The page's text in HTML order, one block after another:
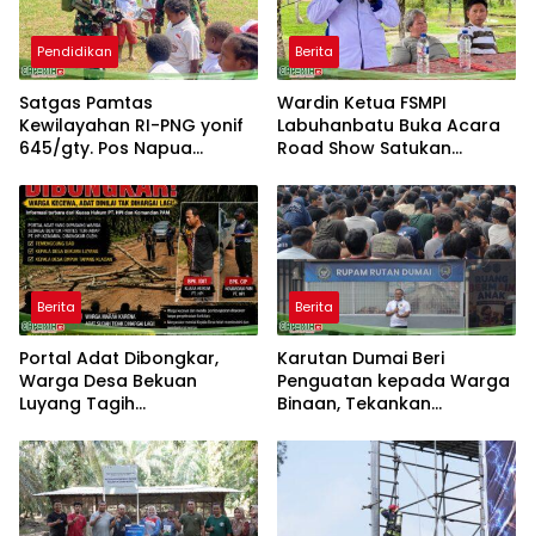
Pendidikan
Satgas Pamtas
Kewilayahan RI-PNG yonif
645/gty. Pos Napua
Pendidik
Berita
Wardin Ketua FSMPI
Labuhanbatu Buka Acara
Road Show Satukan
Perkebunan Kawal UU
Ketenagakerjaan Baru
Berita
Portal Adat Dibongkar,
Warga Desa Bekuan
Luyang Tagih
Humas PT HPI dan Kepala
Desa yang Diduga Terlibat
Berita
Karutan Dumai Beri
Penguatan kepada Warga
Binaan, Tekankan